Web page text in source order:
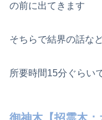
の前に出てきます
そちらで結界の話な
所要時間15分ぐらい